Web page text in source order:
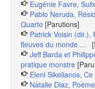
Eugénie Favre,
Pablo Neruda,
Quarto [Parutions]
Patrick Voisin (dir.),
fleuves du monde ...
Jeff Barda et
pratique monstre
Eleni Sikelianos,
Natalie Diaz,